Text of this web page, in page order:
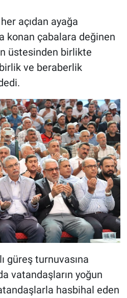
açıdan ayağa
konan çabalara değinen
üstesinden birlikte
ve beraberlik
güreş turnuvasına
vatandaşların yoğun
hasbihal eden